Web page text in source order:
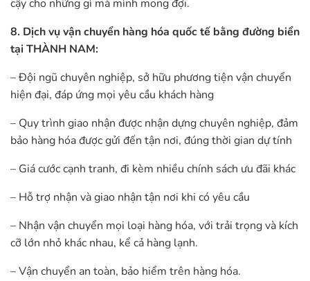
cậy cho những gì mà mình mong đợi.
8. Dịch vụ vận chuyển hàng hóa quốc tế bằng đường biển
tại THÀNH NAM:
– Đội ngũ chuyên nghiệp, sở hữu phương tiện vận chuyển
hiện đại, đáp ứng mọi yêu cầu khách hàng
– Quy trình giao nhận được nhận dựng chuyên nghiệp, đảm
bảo hàng hóa được gửi đến tận nơi, đúng thời gian dự tính
– Giá cước cạnh tranh, đi kèm nhiều chính sách ưu đãi khác
– Hỗ trợ nhận và giao nhận tận nơi khi có yêu cầu
– Nhận vận chuyển mọi loại hàng hóa, với trải trọng và kích
cỡ lớn nhỏ khác nhau, kể cả hàng lạnh.
– Vận chuyển an toàn, bảo hiểm trên hàng hóa.